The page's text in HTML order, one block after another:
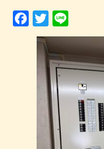
Facebook
Twitter